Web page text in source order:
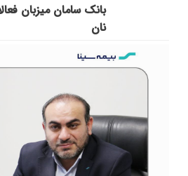
بانک سامان میزبان
نان